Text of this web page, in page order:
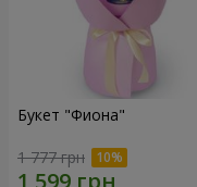
Букет "Фиона"
1 777 грн